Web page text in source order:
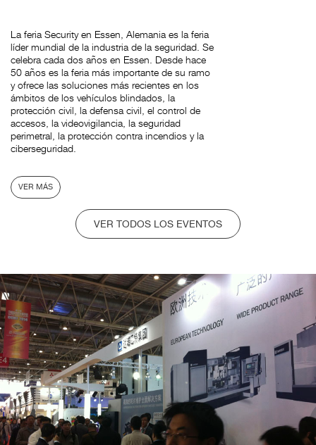
La feria Security en Essen, Alemania es la feria
líder mundial de la industria de la seguridad. Se
celebra cada dos años en Essen. Desde hace
50 años es la feria más importante de su ramo
y ofrece las soluciones más recientes en los
ámbitos de los vehículos blindados, la
protección civil, la defensa civil, el control de
accesos, la videovigilancia, la seguridad
perimetral, la protección contra incendios y la
ciberseguridad.
VER MÁS
VER TODOS LOS EVENTOS